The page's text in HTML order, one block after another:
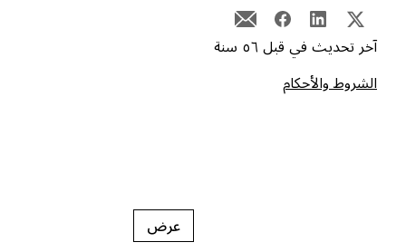
تحديث في قبل ٥٦ سنة
والأحكام
عرض